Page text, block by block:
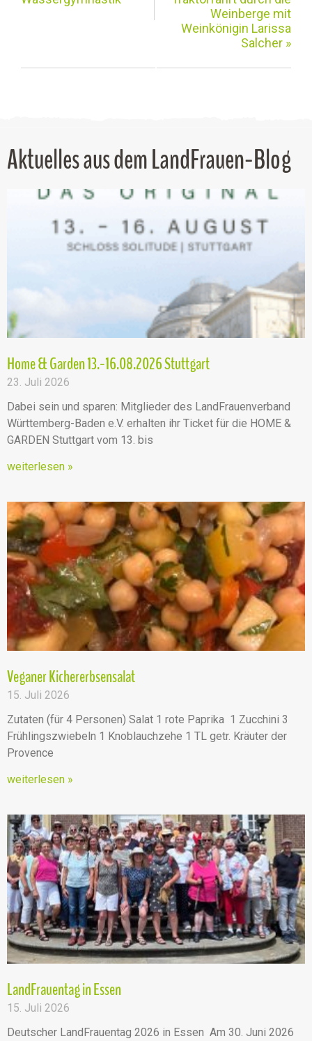
Weinberge mit
Weinkönigin Larissa
Salcher »
Aktuelles aus dem LandFrauen-Blog
Home & Garden 13.-16.08.2026 Stuttgart
23. Juli 2026
Dabei sein und sparen: Mitglieder des LandFrauenverband
Württemberg-Baden e.V. erhalten ihr Ticket für die HOME &
GARDEN Stuttgart vom 13. bis
weiterlesen »
Veganer Kichererbsensalat
15. Juli 2026
Zutaten (für 4 Personen) Salat 1 rote Paprika 1 Zucchini 3
Frühlingszwiebeln 1 Knoblauchzehe 1 TL getr. Kräuter der
Provence
weiterlesen »
LandFrauentag in Essen
15. Juli 2026
Deutscher LandFrauentag 2026 in Essen Am 30. Juni 2026